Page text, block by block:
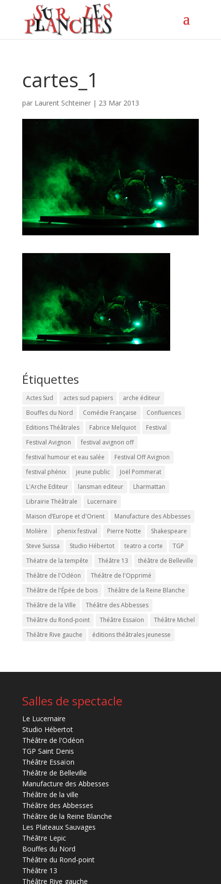
cartes_1
par Laurent Schteiner| 23 Mar 2013
Étiquettes
Actes Sud actes sud papiers
arche éditeur
Bouffes du Nord
Comédie Française
Confluences
Editions Théâtrales
Fabrice Melquiot
Festival
Festival Avignon
festival avignon off
festival humour et eau salée
Festival Off Avignon
festival phénix
jeune public
Joël Pommerat
L'Arche Editeur
lansman editeur
Lharmattan
Librairie Théâtrale
Lucernaire
Maison d’Europe et d'Orient
Manufacture des Abbesses
Molière
phenix festival Pierre Notte
Shakespeare
Steve Suissa
Studio Hébertot teatro a corte
TGP
Théatre de la tempête
Théâtre 13
théâtre de Belleville
Théâtre de l'Odéon
Théâtre de l'Opprimé
Théâtre de l'Épée de bois
Théâtre de la Reine Blanche
Théâtre de la Ville
Théâtre des Abbesses
Théâtre du Rond-point
Théâtre Essaïon
Théâtre Michel
Théâtre Rive gauche
éditions théâtrales jeunesse
Salles de spectacle
Le Lucernaire
Studio Hébertot
Théâtre de l'Odéon
TGP Saint Denis
Théâtre Essaïon
Théâtre de Belleville
Manufacture des Abbesses
Théâtre de la ville
Théâtre des Abbesses
Théâtre de la Reine Blanche
Les Plateaux Sauvages
Théâtre Lepic
Bouffes du Nord
Théâtre du Rond-point
Théâtre 13
Théâtre Rive gauche